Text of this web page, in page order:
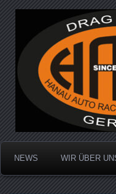
Hanau
Dragracing auf der
NEWS WIR ÜBER